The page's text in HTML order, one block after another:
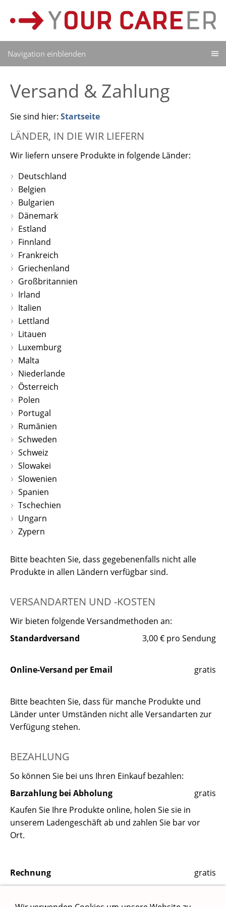
Navigation einblenden
Versand & Zahlung
Sie sind hier: Startseite
LÄNDER, IN DIE WIR LIEFERN
Wir liefern unsere Produkte in folgende Länder:
Deutschland
Belgien
Bulgarien
Dänemark
Estland
Finnland
Frankreich
Griechenland
Großbritannien
Irland
Italien
Lettland
Litauen
Luxemburg
Malta
Niederlande
Österreich
Polen
Portugal
Rumänien
Schweden
Schweiz
Slowakei
Slowenien
Spanien
Tschechien
Ungarn
Zypern
Bitte beachten Sie, dass gegebenenfalls nicht alle
Produkte in allen Ländern verfügbar sind.
VERSANDARTEN UND -KOSTEN
Wir bieten folgende Versandmethoden an:
Standardversand
3,00 € pro Sendung
Online-Versand per Email gratis
Bitte beachten Sie, dass für manche Produkte und
Länder unter Umständen nicht alle Versandarten zur
Verfügung stehen.
BEZAHLUNG
So können Sie bei uns Ihren Einkauf bezahlen:
Barzahlung bei Abholung
gratis
Kaufen Sie Ihre Produkte online, holen Sie sie in
unserem Ladengeschäft ab und zahlen Sie bar vor
Ort.
Rechnung
gratis
Zahlen Sie auf Rechnung und überweisen Sie den
Kaufbetrag nach Erhalt der Ware auf unser Konto.